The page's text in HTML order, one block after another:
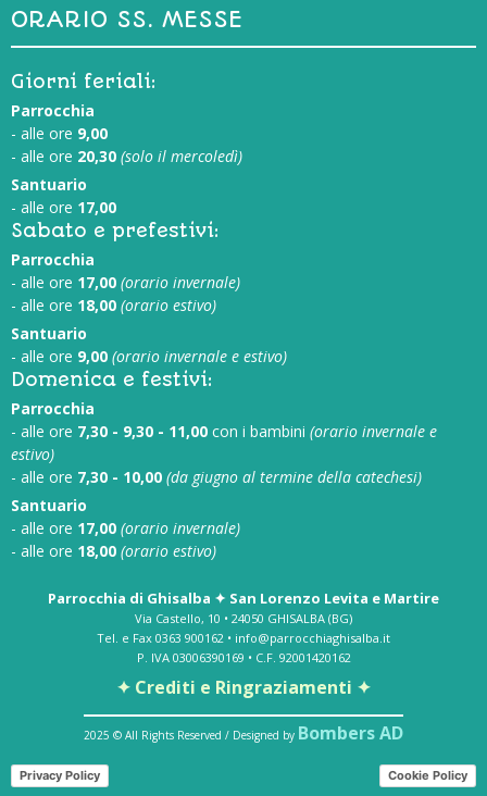
ORARIO SS. MESSE
Giorni feriali:
Parrocchia
- alle ore 9,00
- alle ore 20,30 (solo il mercoledì)
Santuario
- alle ore 17,00
Sabato e prefestivi:
Parrocchia
- alle ore 17,00 (orario invernale)
- alle ore 18,00 (orario estivo)
Santuario
- alle ore 9,00 (orario invernale e estivo)
Domenica e festivi:
Parrocchia
- alle ore 7,30 - 9,30 - 11,00 con i bambini (orario invernale e
estivo)
- alle ore 7,30 - 10,00 (da giugno al termine della catechesi)
Santuario
- alle ore 17,00 (orario invernale)
- alle ore 18,00 (orario estivo)
Parrocchia di Ghisalba ✦ San Lorenzo Levita e Martire
Via Castello, 10 • 24050 GHISALBA (BG)
Tel. e Fax 0363 900162 • info@parrocchiaghisalba.it
P. IVA 03006390169 • C.F. 92001420162
✦ Crediti e Ringraziamenti ✦
2025 © All Rights Reserved / Designed by Bombers AD
Privacy Policy Cookie Policy